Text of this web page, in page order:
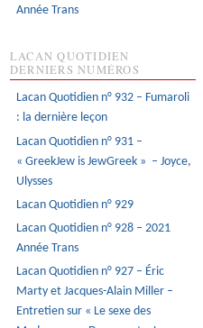
Année Trans
LACAN QUOTIDIEN
DERNIERS NUMÉROS
Lacan Quotidien n° 932 – Fumaroli
: la dernière leçon
Lacan Quotidien n° 931 –
« GreekJew is JewGreek » – Joyce,
Ulysses
Lacan Quotidien n° 929
Lacan Quotidien n° 928 – 2021
Année Trans
Lacan Quotidien n° 927 – Éric
Marty et Jacques-Alain Miller –
Entretien sur « Le sexe des